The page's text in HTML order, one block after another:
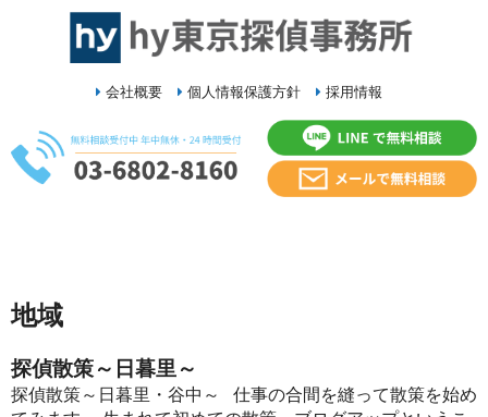
会社概要 個人情報保護方針 採用情報
地域
探偵散策～日暮里～
探偵散策～日暮里・谷中～ 仕事の合間を縫って散策を始め